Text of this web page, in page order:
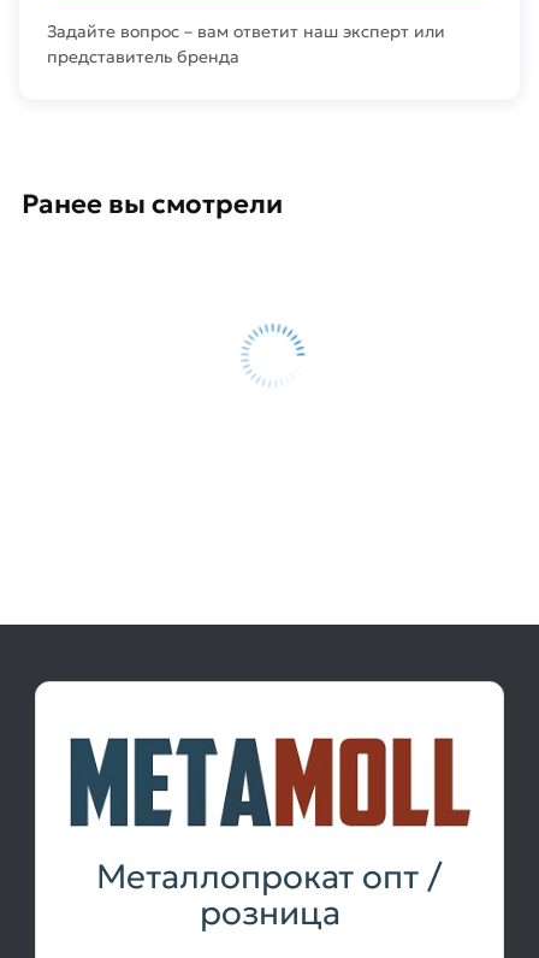
Задайте вопрос – вам ответит наш эксперт или
представитель бренда
Ранее вы смотрели
Металлопрокат опт /
розница